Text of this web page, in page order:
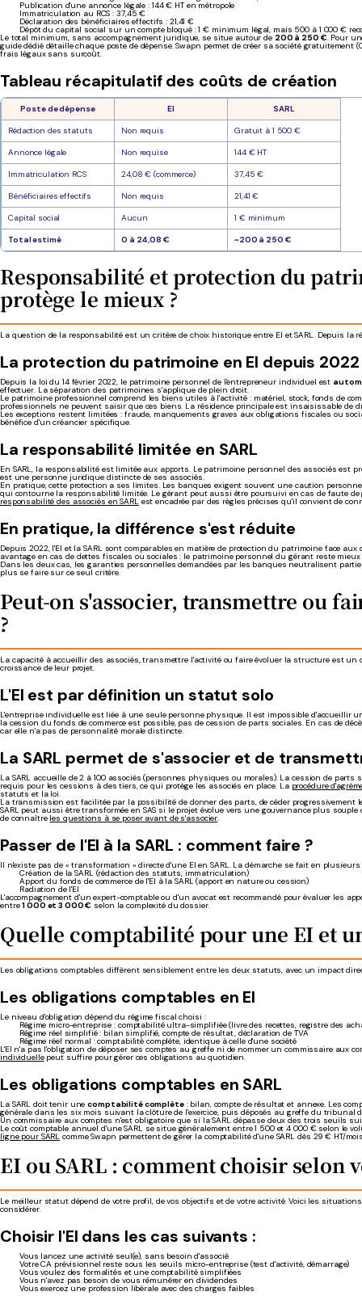
Publication d'une annonce légale : 144 € HT en métropole
Immatriculation au RCS : 37,45 €
Déclaration des bénéficiaires effectifs : 21,41 €
Dépôt du capital social sur un compte bloqué : 1 € minimum légal, mais 500 à 1 000 €
Le total minimum, sans accompagnement juridique, se situe autour de 200 à 250 €. Pour
guide dédié détaille chaque poste de dépense. Swapn permet de créer sa société gratuitement
frais légaux sans surcoût.
Tableau récapitulatif des coûts de création
Poste de dépense EI SARL
Rédaction des statuts Non requis Gratuit à 1 500 €
Annonce légale Non requise 144 € HT
Immatriculation RCS 24,08 € (commerce) 37,45 €
Bénéficiaires effectifs Non requis 21,41 €
Capital social Aucun 1 € minimum
Total estimé 0 à 24,08 € ~200 à 250 €
Responsabilité et protection du
protège le mieux ?
La question de la responsabilité est un critère de choix historique entre EI et SARL. Depuis la
La protection du patrimoine en EI depuis 2022
Depuis la loi du 14 février 2022, le patrimoine personnel de l'entrepreneur individuel est
effectuer. La séparation des patrimoines s'applique de plein droit.
Le patrimoine professionnel comprend les biens utiles à l'activité : matériel, stock, fonds de
professionnels ne peuvent saisir que ces biens. La résidence principale est insaisissable de
Les exceptions restent limitées : fraude, manquements graves aux obligations fiscales ou
bénéfice d'un créancier spécifique.
La responsabilité limitée en SARL
En SARL, la responsabilité est limitée aux apports. Le patrimoine personnel des associés est
est une personne juridique distincte de ses associés.
En pratique, cette protection a ses limites. Les banques exigent souvent une caution
qui contourne la responsabilité limitée. Le gérant peut aussi être poursuivi en cas de faute de
responsabilité des associés en SARLest encadrée par des règles précises qu'il convient de
En pratique, la différence s'est réduite
Depuis 2022, l'EI et la SARL sont comparables en matière de protection du patrimoine face
avantage en cas de dettes fiscales ou sociales : le patrimoine personnel du gérant reste
Dans les deux cas, les garanties personnelles demandées par les banques neutralisent
plus se faire sur ce seul critère.
Peut-on s'associer, transmettre ou
?
La capacité à accueillir des associés, transmettre l'activité ou faire évoluer la structure est
croissance de leur projet.
L'EI est par définition un statut solo
L'entreprise individuelle est liée à une seule personne physique. Il est impossible d'accueillir
la cession du fonds de commerce est possible, pas de cession de parts sociales. En cas de
car elle n'a pas de personnalité morale distincte.
La SARL permet de s'associer et de
La SARL accueille de 2 à 100 associés (personnes physiques ou morales). La cession de
requis pour les cessions à des tiers, ce qui protège les associés en place. La procédure
statuts et la loi.
La transmission est facilitée par la possibilité de donner des parts, de céder progressivement
SARL peut aussi être transformée en SAS si le projet évolue vers une gouvernance plus
de connaître les questions à se poser avant de s'associer.
Passer de l'EI à la SARL : comment faire ?
Il n'existe pas de « transformation » directe d'une EI en SARL. La démarche se fait en plusieurs
Création de la SARL (rédaction des statuts, immatriculation)
Apport du fonds de commerce de l'EI à la SARL (apport en nature ou cession)
Radiation de l'EI
L'accompagnement d'un expert-comptable ou d'un avocat est recommandé pour évaluer les
entre1 000 et 3 000 € selon la complexité du dossier.
Quelle comptabilité pour une EI et
Les obligations comptables diffèrent sensiblement entre les deux statuts, avec un impact
Les obligations comptables en EI
Le niveau d'obligation dépend du régime fiscal choisi :
Régime micro-entreprise : comptabilité ultra-simplifiée (livre des recettes, registre des
Régime réel simplifié : bilan simplifié, compte de résultat, déclaration de TVA
Régime réel normal : comptabilité complète, identique à celle d'une société
L'EI n'a pas l'obligation de déposer ses comptes au greffe ni de nommer un commissaire aux
individuellepeut suffire pour gérer ces obligations au quotidien.
Les obligations comptables en SARL
La SARL doit tenir unecomptabilité complète: bilan, compte de résultat et annexe. Les
générale dans les six mois suivant la clôture de l'exercice, puis déposés au greffe du tribunal
Un commissaire aux comptes n'est obligatoire que si la SARL dépasse deux des trois seuils
Le coût comptable annuel d'une SARL se situe généralement entre 1 500 et 4 000 € selon le
ligne pour SARL comme Swapn permettent de gérer la comptabilité d'une SARL dès 29 € HT/
EI ou SARL : comment choisir selon
Le meilleur statut dépend de votre profil, de vos objectifs et de votre activité. Voici les
considérer.
Choisir l'EI dans les cas suivants :
Vous lancez une activité seul(e), sans besoin d'associé
Votre CA prévisionnel reste sous les seuils micro-entreprise (test d'activité, démarrage)
Vous voulez des formalités et une comptabilité simplifiées
Vous n'avez pas besoin de vous rémunérer en dividendes
Vous exercez une profession libérale avec des charges faibles